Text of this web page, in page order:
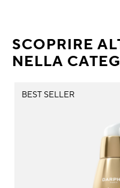
SCOPRIRE
NELLA
BEST SELLER